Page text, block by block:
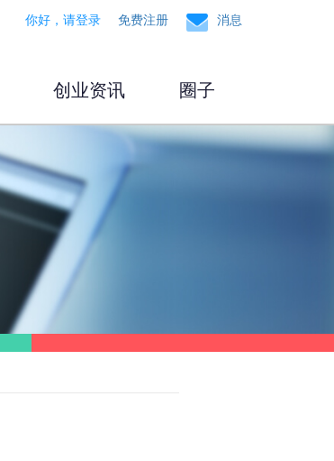
你好，请登录 免费注册 消息
创业资讯 圈子